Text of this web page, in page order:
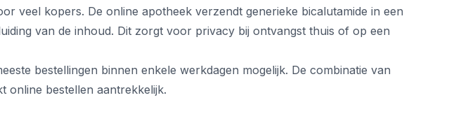
veel kopers. De online apotheek verzendt generieke bicalutamide in een
van de inhoud. Dit zorgt voor privacy bij ontvangst thuis of op een
bestellingen binnen enkele werkdagen mogelijk. De combinatie van
online bestellen aantrekkelijk.